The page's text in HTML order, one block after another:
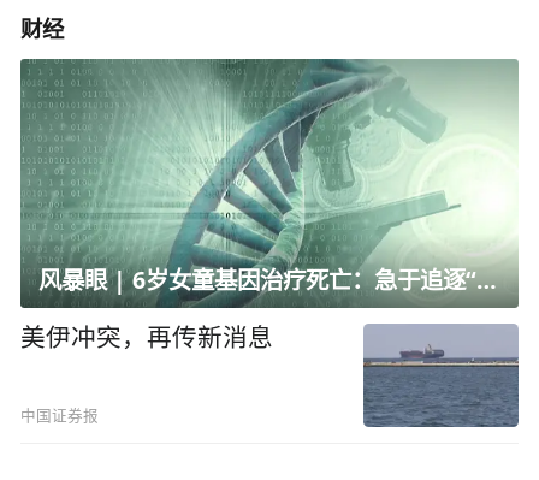
财经
风暴眼 | 6岁女童基因治疗死亡：急于追逐“全球首例”的代价
美伊冲突，再传新消息
中国证券报